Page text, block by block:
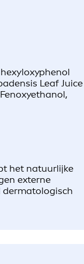
Leaf Juice
het natuurlijke
externe
dermatologisch